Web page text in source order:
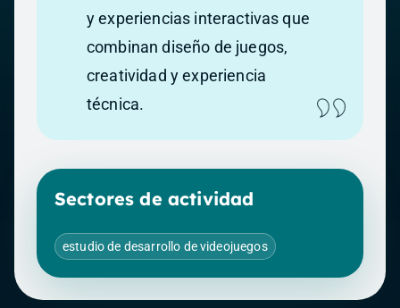
y experiencias interactivas que
combinan diseño de juegos,
creatividad y experiencia
técnica.
Sectores de actividad
estudio de desarrollo de videojuegos